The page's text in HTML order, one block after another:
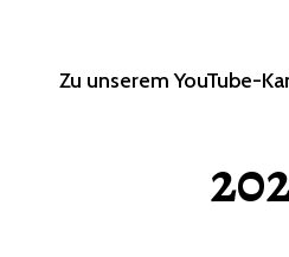
Zu unserem YouTube-